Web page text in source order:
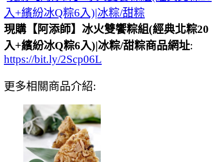
入+繽紛冰Q粽6入)|冰粽/甜粽
現購【阿添師】冰火雙饗粽組(經典北粽20
入+繽紛冰Q粽6入)|冰粽/甜粽商品網址:
https://bit.ly/2Scp06L
更多相關商品介紹: